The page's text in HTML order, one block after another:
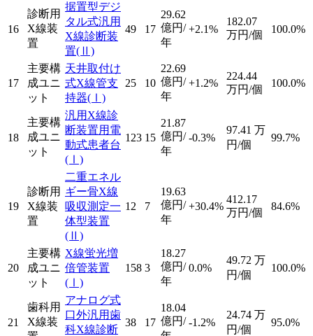
16
診断用
X線装
置
据置型デジ
タル式汎用
X線診断装
置(Ⅱ)
49 17
29.62
億円/
年
+2.1%
182.07
万円/個
100.0%
17
主要構
成ユニ
ット
天井取付け
式X線管支
持器(Ⅰ)
25 10
22.69
億円/
年
+1.2%
224.44
万円/個
100.0%
18
主要構
成ユニ
ット
汎用X線診
断装置用電
動式患者台
(Ⅰ)
123 15
21.87
億円/
年
-0.3%
97.41 万
円/個
99.7%
19
診断用
X線装
置
二重エネル
ギー骨X線
吸収測定一
体型装置
(Ⅱ)
12 7
19.63
億円/
年
+30.4%
412.17
万円/個
84.6%
20
主要構
成ユニ
ット
X線蛍光増
倍管装置
(Ⅰ)
158 3
18.27
億円/
年
0.0%
49.72 万
円/個
100.0%
21
歯科用
X線装
アナログ式
口外汎用歯
科X線診断
38 17
18.04
億円/ -1.2%
24.74 万
円/個
95.0%